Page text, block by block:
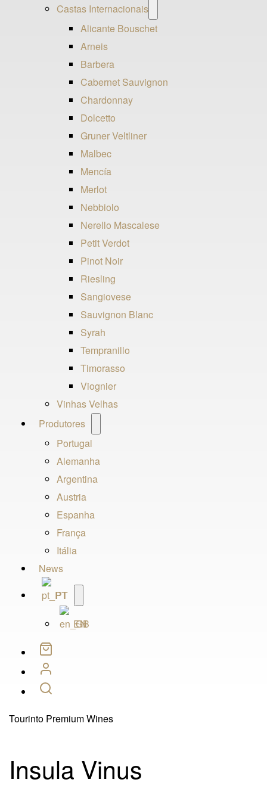
Castas Internacionais
menu
Alicante Bouschet
Arneis
Barbera
Cabernet Sauvignon
Chardonnay
Dolcetto
Gruner Veltliner
Malbec
Mencía
Merlot
Nebbiolo
Nerello Mascalese
Petit Verdot
Pinot Noir
Riesling
Sangiovese
Sauvignon Blanc
Syrah
Tempranillo
Timorasso
Viognier
Vinhas Velhas
Produtores
Portugal
Alemanha
Argentina
Austria
Espanha
França
Itália
News
PT
EN
Tourinto Premium Wines
Insula Vinus